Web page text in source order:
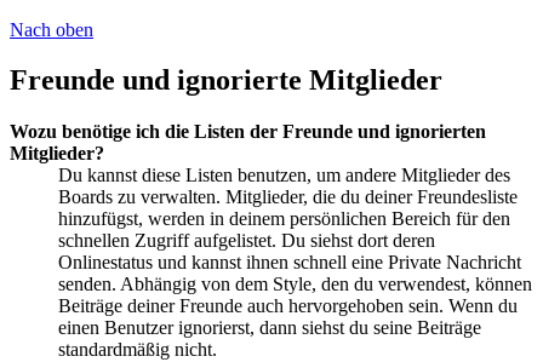
Nach oben
Freunde und ignorierte Mitglieder
Wozu benötige ich die Listen der Freunde und ignorierten
Mitglieder?
Du kannst diese Listen benutzen, um andere Mitglieder des
Boards zu verwalten. Mitglieder, die du deiner Freundesliste
hinzufügst, werden in deinem persönlichen Bereich für den
schnellen Zugriff aufgelistet. Du siehst dort deren
Onlinestatus und kannst ihnen schnell eine Private Nachricht
senden. Abhängig von dem Style, den du verwendest, können
Beiträge deiner Freunde auch hervorgehoben sein. Wenn du
einen Benutzer ignorierst, dann siehst du seine Beiträge
standardmäßig nicht.